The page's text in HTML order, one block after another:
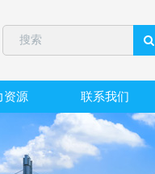
资源 联系我们